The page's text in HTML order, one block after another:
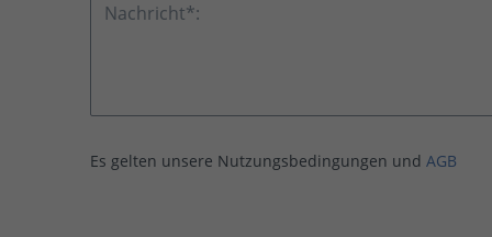
Nachricht*:
Es gelten unsere Nutzungsbedingungen und AGB